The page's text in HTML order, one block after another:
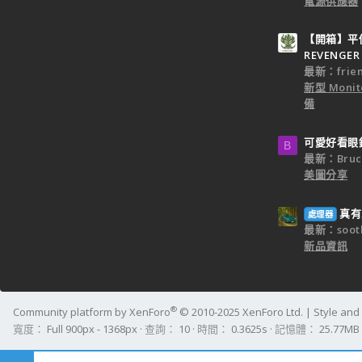
【開箱】
最新：
新型
備
B
可愛好看眼
最新：
美圖分享
處理器 真
最新：
新品資訊
Community platform by XenForo® © 2010-2025 XenForo Ltd. | Style
寬度
查詢 10 時間 0.3625s 記憶體 25.77MB